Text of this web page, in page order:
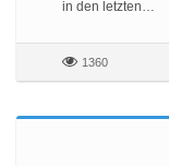
in den letzten…
1360